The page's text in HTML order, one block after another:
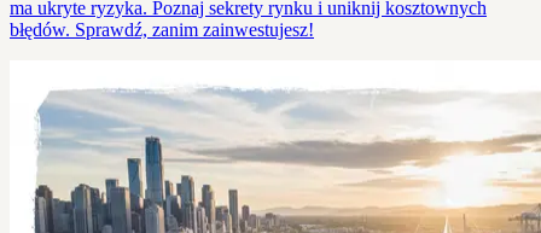
ma ukryte ryzyka. Poznaj sekrety rynku i uniknij kosztownych
błędów. Sprawdź, zanim zainwestujesz!